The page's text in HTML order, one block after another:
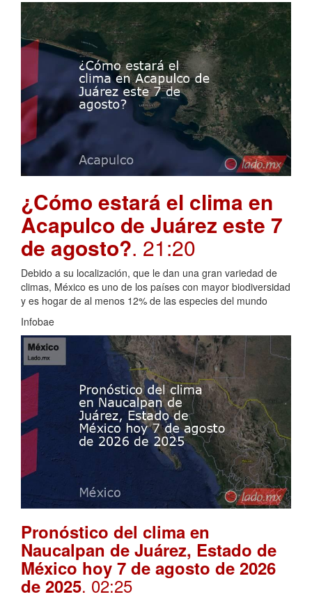
¿Cómo estará el clima en
Acapulco de Juárez este 7
de agosto?. 21:20
Debido a su localización, que le dan una gran variedad de
climas, México es uno de los países con mayor biodiversidad
y es hogar de al menos 12% de las especies del mundo
Infobae
Pronóstico del clima en
Naucalpan de Juárez, Estado de
México hoy 7 de agosto de 2026
de 2025. 02:25